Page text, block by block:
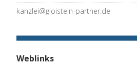
kanzlei@gloistein-partner.de
Weblinks